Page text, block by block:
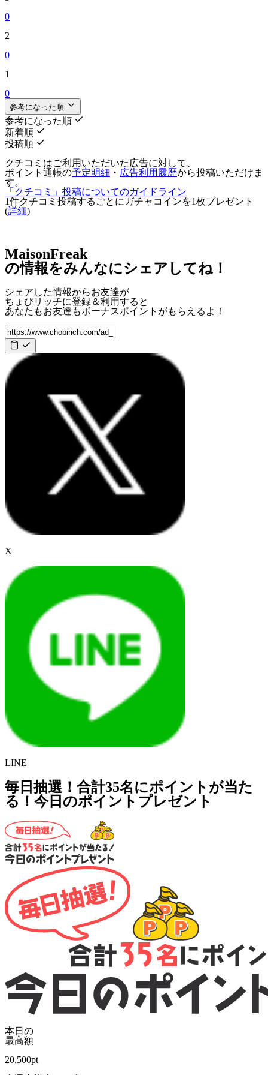
0
2
0
1
0
参考になった順
参考になった順
新着順
投稿順
クチコミはご利用いただいた広告に対して、
ポイント通帳の予定明細 ・ 広告利用履歴から投稿いただけま
す。
「クチコミ」投稿についてのガイドライン
1件クチコミ投稿するごとに ガチャコインを1枚プレゼント
(詳細)
MaisonFreak
の情報をみんなにシェアしてね！
シェアした情報からお友達が
ちょびリッチに登録＆利用すると
あなたもお友達もボーナスポイント がもらえるよ！
X
LINE
毎日抽選！合計35名にポイントが当た
る！今日のポイントプレゼント
本日の
最高額
20,500pt